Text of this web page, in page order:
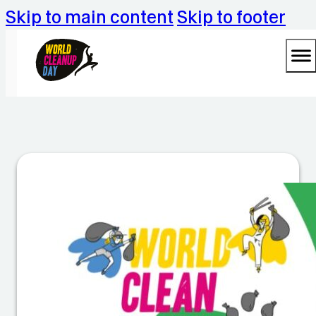
Skip to main content Skip to footer
W
al
d
C